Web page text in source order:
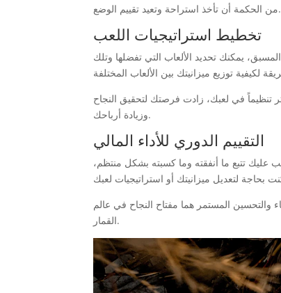
من الحكمة أن تأخذ استراحة وتعيد تقييم الوضع.
تخطيط استراتيجيات اللعب
يمكنك تحديد الألعاب التي تفضلها وتلك
تنظيماً في لعبك، زادت فرصتك لتحقيق النجاح
وزيادة أرباحك.
التقييم الدوري للأداء المالي
عليك تتبع ما أنفقته وما كسبته بشكل منتظم،
المستمر هما مفتاح النجاح في عالم
القمار.